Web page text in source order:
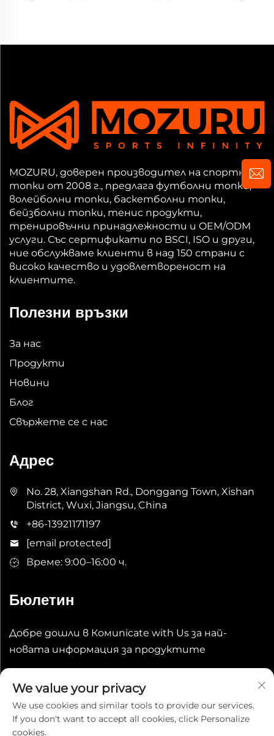
MOZURU, доверен производител на спортни
топки от 2008 г., предлага футболни топки,
волейболни топки, баскетболни топки,
бейзболни топки, тенис продукти,
тренировъчни принадлежности и OEM/ODM
услуги. Със сертификати по BSCI, ISO и други,
ние обслужваме клиенти в над 150 страни с
високо качество и удовлетвореност на
клиентите.
Полезни връзки
За нас
Продукти
Новини
Блог
Свържете се с нас
Адрес
No. 28, Xiangshan Rd., Donggang Town, Xishan
District, Wuxi, Jiangsu, China
+86-13921171197
[email protected]
Време: 9:00–16:00 ч.
Бюлетин
Добре дошли в Комunicate with Us за най-
новата информация за продуктите
We value your privacy
We use cookies and similar tools to provide our services.
If you don't want to accept all cookies, click Personalize
cookies.